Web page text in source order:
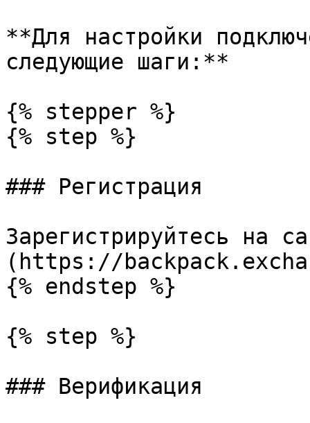
**Для настройки
следующие шаги:**
{% stepper %}
{% step %}
### Регистрация
Зарегистрируйтесь на
(https://
{% endstep %}
{% step %}
### Верификация